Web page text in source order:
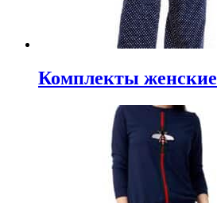
Комплекты женские